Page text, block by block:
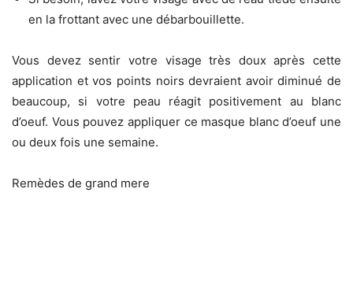
en la frottant avec une débarbouillette.
Vous devez sentir votre visage très doux après cette
application et vos points noirs devraient avoir diminué de
beaucoup, si votre peau réagit positivement au blanc
d’oeuf. Vous pouvez appliquer ce masque blanc d’oeuf une
ou deux fois une semaine.
Remèdes de grand mere